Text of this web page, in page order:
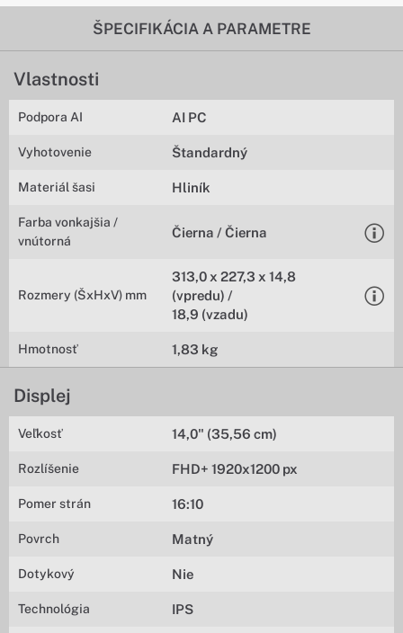
ŠPECIFIKÁCIA A PARAMETRE
Vlastnosti
Podpora AI AI PC
Vyhotovenie Štandardný
Materiál šasi Hliník
Farba vonkajšia /
vnútorná
Čierna / Čierna
Rozmery (ŠxHxV) mm
313,0 x 227,3 x 14,8
(vpredu) /
18,9 (vzadu)
Hmotnosť 1,83 kg
Displej
Veľkosť 14,0" (35,56 cm)
Rozlíšenie FHD+ 1920x1200 px
Pomer strán 16:10
Povrch Matný
Dotykový Nie
Technológia IPS